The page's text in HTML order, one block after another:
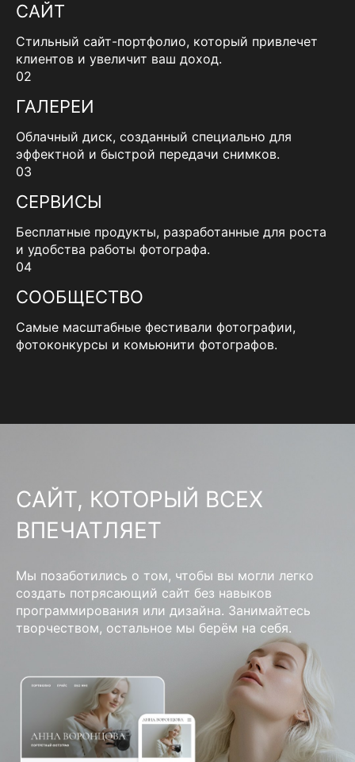
САЙТ
Стильный сайт-портфолио, который привлечет
клиентов и увеличит ваш доход.
02
ГАЛЕРЕИ
Облачный диск, созданный специально для
эффектной и быстрой передачи снимков.
03
СЕРВИСЫ
Бесплатные продукты, разработанные для роста
и удобства работы фотографа.
04
СООБЩЕСТВО
Самые масштабные фестивали фотографии,
фотоконкурсы и комьюнити фотографов.
САЙТ, КОТОРЫЙ ВСЕХ
ВПЕЧАТЛЯЕТ
Мы позаботились о том, чтобы вы могли легко
создать потрясающий сайт без навыков
программирования или дизайна. Занимайтесь
творчеством, остальное мы берём на себя.